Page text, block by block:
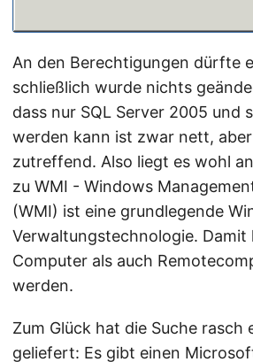
An den Berechtigungen dürfte
schließlich wurde nichts
dass nur SQL Server 2005 und
werden kann ist zwar nett,
zutreffend. Also liegt es wohl
zu WMI - Windows
(WMI) ist eine grundlegende
Verwaltungstechnologie. Damit
Computer als auch
werden.
Zum Glück hat die Suche rasch
geliefert: Es gibt einen